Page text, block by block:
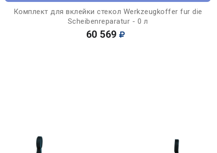
Комплект для вклейки стекол Werkzeugkoffer fur die
Scheibenreparatur - 0 л
60 569